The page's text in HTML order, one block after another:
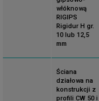
włóknową
RIGIPS
Rigidur H gr.
10 lub 12,5
mm
Ściana
działowa na
konstrukcji z
profili CW 50 i